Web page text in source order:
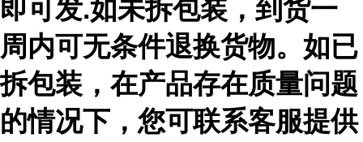
即可发.如未拆包装，到货一
周内可无条件退换货物。如已
拆包装，在产品存在质量问题
的情况下，您可联系客服提供